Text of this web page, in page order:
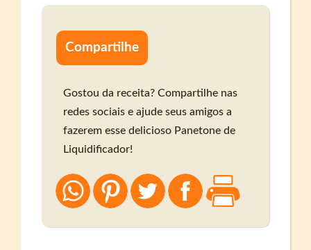
Compartilhe
Gostou da receita? Compartilhe nas
redes sociais e ajude seus amigos a
fazerem esse delicioso Panetone de
Liquidificador!